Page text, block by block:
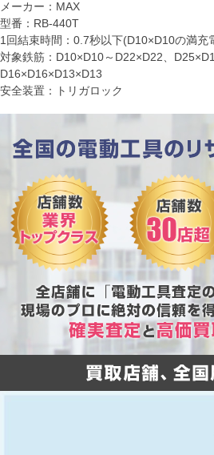
メーカー：MAX
型番：RB-440T
1回結束時間：0.7秒以下(D10×D10の満充
対象鉄筋：D10×D10～D22×D22、
D16×D16×D13×D13
安全装置：トリガロック